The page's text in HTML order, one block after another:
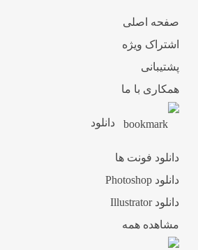
صفحه اصلی
اشتراک ویژه
پشتیبانی
همکاری با ما
دانلود
دانلود فونت ها
دانلود Photoshop
دانلود Illustrator
مشاهده همه